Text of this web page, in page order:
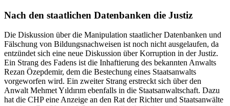
Nach den staatlichen Datenbanken die Justiz
Die Diskussion über die Manipulation staatlicher Datenbanken und
Fälschung von Bildungsnachweisen ist noch nicht ausgelaufen, da
entzündet sich eine neue Diskussion über Korruption in der Justiz.
Ein Strang des Fadens ist die Inhaftierung des bekannten Anwalts
Rezan Özepdemir, dem die Bestechung eines Staatsanwalts
vorgeworfen wird. Ein zweiter Strang erstreckt sich über den
Anwalt Mehmet Yıldırım ebenfalls in die Staatsanwaltschaft. Dazu
hat die CHP eine Anzeige an den Rat der Richter und Staatsanwälte